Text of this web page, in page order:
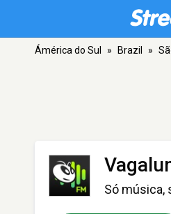
Ámérica do Sul » Brazil »
Só música,